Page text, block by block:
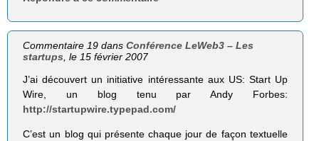
Commentaire 19 dansConférence LeWeb3 – Les
startups , le 15 février 2007
J’ai découvert un initiative intéressante aux US: Start Up
Wire, un blog tenu par Andy Forbes:
http://startupwire.typepad.com/
C’est un blog qui présente chaque jour de façon textuelle